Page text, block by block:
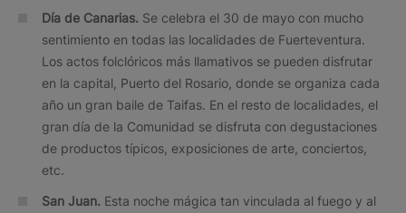
Día de Canarias. Se celebra el 30 de mayo con mucho
sentimiento en todas las localidades de Fuerteventura.
Los actos folclóricos más llamativos se pueden disfrutar
en la capital, Puerto del Rosario, donde se organiza cada
año un gran baile de Taifas. En el resto de localidades, el
gran día de la Comunidad se disfruta con degustaciones
de productos típicos, exposiciones de arte, conciertos,
etc.
San Juan. Esta noche mágica tan vinculada al fuego y al